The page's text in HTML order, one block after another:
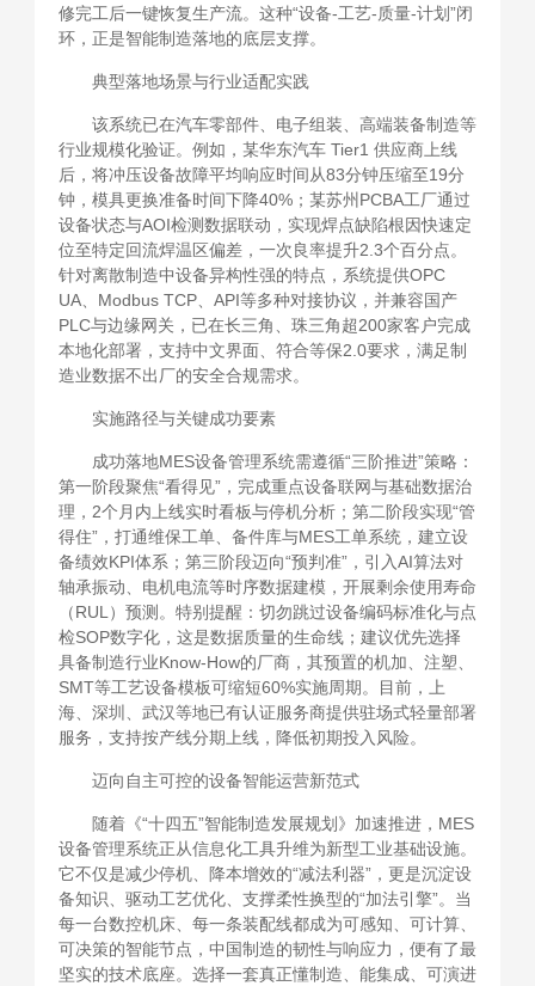
修完工后一键恢复生产流。这种“设备-工艺-质量-计划”闭
环，正是智能制造落地的底层支撑。
典型落地场景与行业适配实践
该系统已在汽车零部件、电子组装、高端装备制造等
行业规模化验证。例如，某华东汽车 Tier1 供应商上线
后，将冲压设备故障平均响应时间从83分钟压缩至19分
钟，模具更换准备时间下降40%；某苏州PCBA工厂通过
设备状态与AOI检测数据联动，实现焊点缺陷根因快速定
位至特定回流焊温区偏差，一次良率提升2.3个百分点。
针对离散制造中设备异构性强的特点，系统提供OPC
UA、Modbus TCP、API等多种对接协议，并兼容国产
PLC与边缘网关，已在长三角、珠三角超200家客户完成
本地化部署，支持中文界面、符合等保2.0要求，满足制
造业数据不出厂的安全合规需求。
实施路径与关键成功要素
成功落地MES设备管理系统需遵循“三阶推进”策略：
第一阶段聚焦“看得见”，完成重点设备联网与基础数据治
理，2个月内上线实时看板与停机分析；第二阶段实现“管
得住”，打通维保工单、备件库与MES工单系统，建立设
备绩效KPI体系；第三阶段迈向“预判准”，引入AI算法对
轴承振动、电机电流等时序数据建模，开展剩余使用寿命
（RUL）预测。特别提醒：切勿跳过设备编码标准化与点
检SOP数字化，这是数据质量的生命线；建议优先选择
具备制造行业Know-How的厂商，其预置的机加、注塑、
SMT等工艺设备模板可缩短60%实施周期。目前，上
海、深圳、武汉等地已有认证服务商提供驻场式轻量部署
服务，支持按产线分期上线，降低初期投入风险。
迈向自主可控的设备智能运营新范式
随着《“十四五”智能制造发展规划》加速推进，MES
设备管理系统正从信息化工具升维为新型工业基础设施。
它不仅是减少停机、降本增效的“减法利器”，更是沉淀设
备知识、驱动工艺优化、支撑柔性换型的“加法引擎”。当
每一台数控机床、每一条装配线都成为可感知、可计算、
可决策的智能节点，中国制造的韧性与响应力，便有了最
坚实的技术底座。选择一套真正懂制造、能集成、可演进